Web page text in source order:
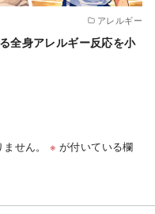
アレルギー
全身アレルギー反応を小
せん。 ※ が付いている欄